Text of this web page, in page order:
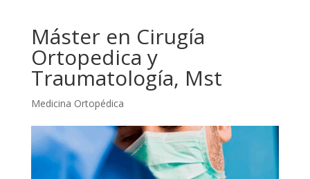
Máster en Cirugía
Ortopedica y
Traumatología, Mst
Medicina Ortopédica